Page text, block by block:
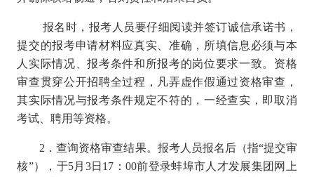
报名时，报考人员要仔细阅读并签订诚信承诺书，
提交的报考申请材料应真实、准确，所填信息必须与本
人实际情况、报考条件和所报考的岗位要求一致。资格
审查贯穿公开招聘全过程，凡弄虚作假通过资格审查，
其实际情况与报考条件规定不符的，一经查实，即取消
考试、聘用等资格。
2．查询资格审查结果。报考人员报名后（指“提交审
核”），于5月3日17：00前登录蚌埠市人才发展集团网上